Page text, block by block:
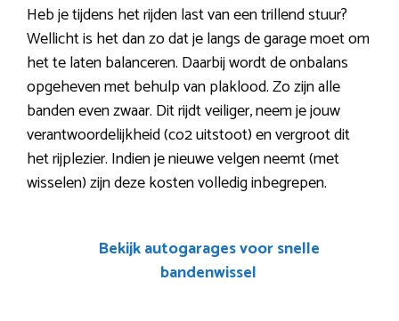
Heb je tijdens het rijden last van een trillend stuur?
Wellicht is het dan zo dat je langs de garage moet om
het te laten balanceren. Daarbij wordt de onbalans
opgeheven met behulp van plaklood. Zo zijn alle
banden even zwaar. Dit rijdt veiliger, neem je jouw
verantwoordelijkheid (co2 uitstoot) en vergroot dit
het rijplezier. Indien je nieuwe velgen neemt (met
wisselen) zijn deze kosten volledig inbegrepen.
Bekijk autogarages voor snelle
bandenwissel